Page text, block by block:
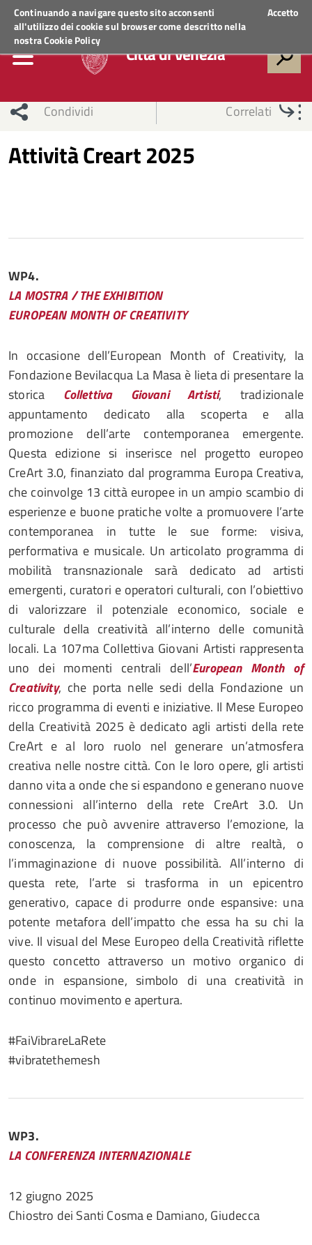
Continuando a navigare questo sito acconsenti
all'utilizzo dei cookie sul browser come descritto nella
nostraCookie Policy
Accetto
Regione VenetoACCEDI AI SERVIZI
Città di Venezia
Condividi Correlati
Attività Creart 2025
WP4.
LA MOSTRA / THE EXHIBITION
EUROPEAN MONTH OF CREATIVITY
In occasione dell’European Month of Creativity, la
Fondazione Bevilacqua La Masa è lieta di presentare la
storica Collettiva Giovani Artisti, tradizionale
appuntamento dedicato alla scoperta e alla
promozione dell’arte contemporanea emergente.
Questa edizione si inserisce nel progetto europeo
CreArt 3.0, finanziato dal programma Europa Creativa,
che coinvolge 13 città europee in un ampio scambio di
esperienze e buone pratiche volte a promuovere l’arte
contemporanea in tutte le sue forme: visiva,
performativa e musicale. Un articolato programma di
mobilità transnazionale sarà dedicato ad artisti
emergenti, curatori e operatori culturali, con l’obiettivo
di valorizzare il potenziale economico, sociale e
culturale della creatività all’interno delle comunità
locali. La 107ma Collettiva Giovani Artisti rappresenta
uno dei momenti centrali dell’European Month of
Creativity, che porta nelle sedi della Fondazione un
ricco programma di eventi e iniziative. Il Mese Europeo
della Creatività 2025 è dedicato agli artisti della rete
CreArt e al loro ruolo nel generare un’atmosfera
creativa nelle nostre città. Con le loro opere, gli artisti
danno vita a onde che si espandono e generano nuove
connessioni all’interno della rete CreArt 3.0. Un
processo che può avvenire attraverso l’emozione, la
conoscenza, la comprensione di altre realtà, o
l’immaginazione di nuove possibilità. All’interno di
questa rete, l’arte si trasforma in un epicentro
generativo, capace di produrre onde espansive: una
potente metafora dell’impatto che essa ha su chi la
vive. Il visual del Mese Europeo della Creatività riflette
questo concetto attraverso un motivo organico di
onde in espansione, simbolo di una creatività in
continuo movimento e apertura.
#FaiVibrareLaRete
#vibratethemesh
WP3.
LA CONFERENZA INTERNAZIONALE
12 giugno 2025
Chiostro dei Santi Cosma e Damiano, Giudecca